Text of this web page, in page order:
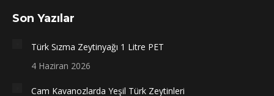
yeni
pencerede
açılır
yeni
pencerede
açılır
yeni
pencerede
açılır
Son Yazılar
Türk Sızma Zeytinyağı 1 Litre PET
4 Haziran 2026
Cam Kavanozlarda Yeşil Türk Zeytinleri